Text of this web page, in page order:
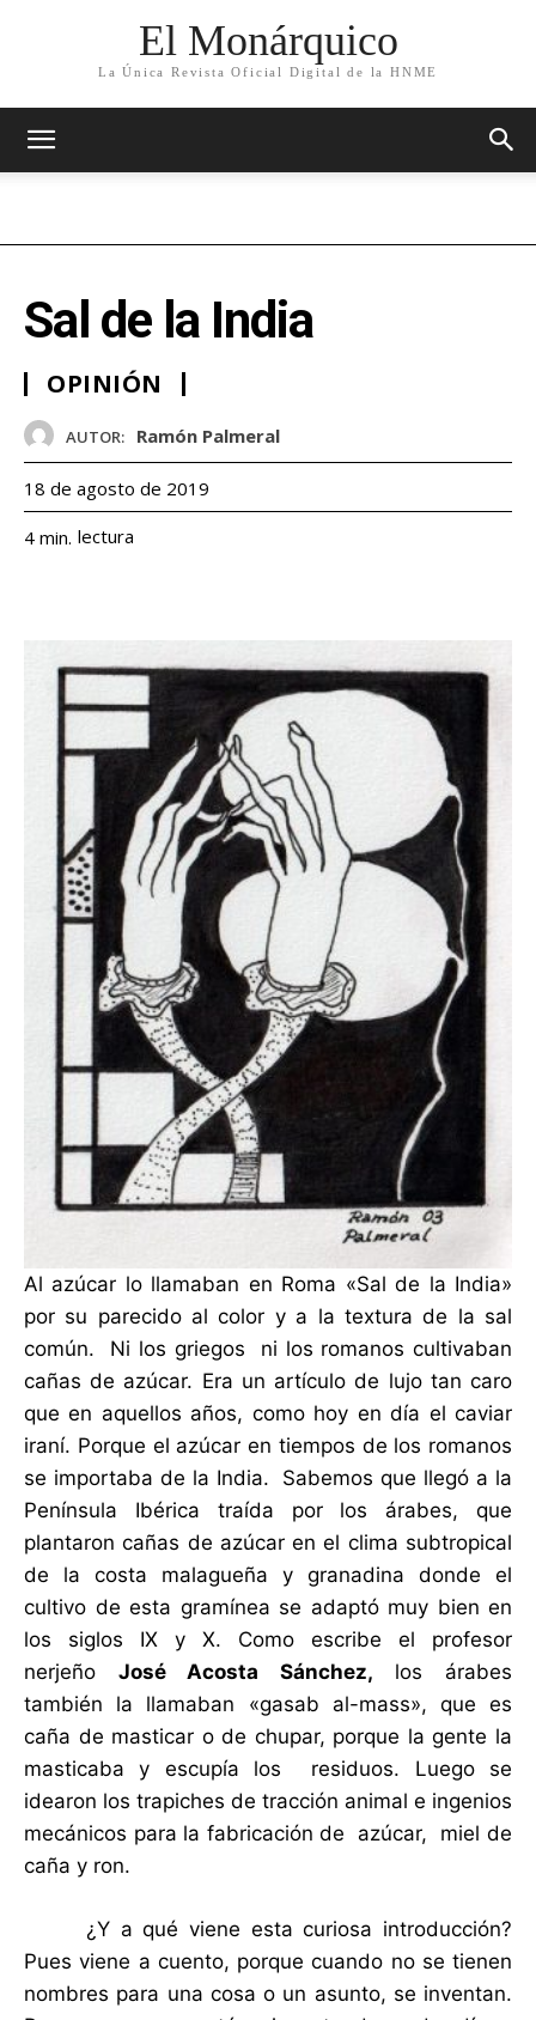
El Monárquico
La Única Revista Oficial Digital de la HNME
Sal de la India
OPINIÓN
AUTOR: Ramón Palmeral
18 de agosto de 2019
4 min. lectura
Al azúcar lo llamaban en Roma «Sal de la India»
por su parecido al color y a la textura de la sal
común. Ni los griegos ni los romanos cultivaban
cañas de azúcar. Era un artículo de lujo tan caro
que en aquellos años, como hoy en día el caviar
iraní. Porque el azúcar en tiempos de los romanos
se importaba de la India. Sabemos que llegó a la
Península Ibérica traída por los árabes, que
plantaron cañas de azúcar en el clima subtropical
de la costa malagueña y granadina donde el
cultivo de esta gramínea se adaptó muy bien en
los siglos IX y X. Como escribe el profesor
nerjeño José Acosta Sánchez, los árabes
también la llamaban «gasab al-mass», que es
caña de masticar o de chupar, porque la gente la
masticaba y escupía los residuos. Luego se
idearon los trapiches de tracción animal e ingenios
mecánicos para la fabricación de azúcar, miel de
caña y ron.
¿Y a qué viene esta curiosa introducción?
Pues viene a cuento, porque cuando no se tienen
nombres para una cosa o un asunto, se inventan.